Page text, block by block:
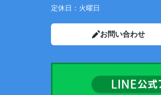
定休日： 火曜日
お問い合わせ